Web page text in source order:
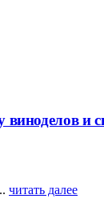
и
читать далее